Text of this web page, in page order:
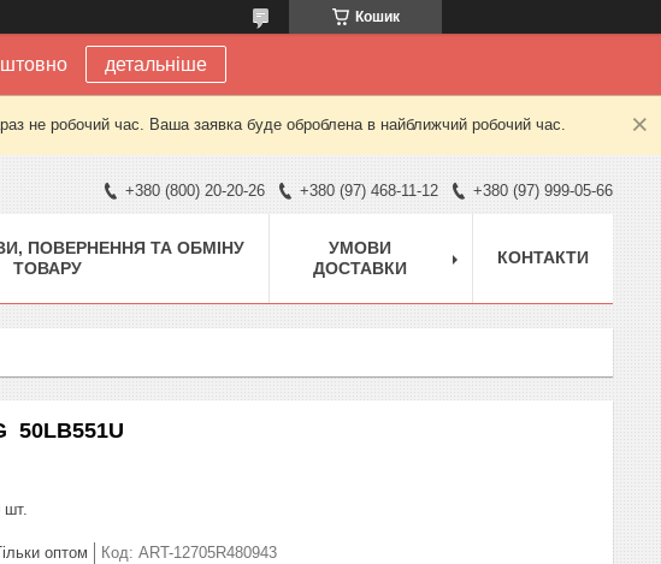
Кошик
детальніше
не робочий час. Ваша заявка буде оброблена в найближчий робочий час.
+380 (800) 20-20-26 +380 (97) 468-11-12 +380 (97) 999-05-66
ПОВЕРНЕННЯ ТА ОБМІНУ
ТОВАРУ
УМОВИ
ДОСТАВКИ
КОНТАКТИ
50LB551U
оптом Код: ART-12705R480943